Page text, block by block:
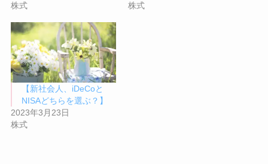
株式
株式
【新社会人、iDeCoと
NISAどちらを選ぶ？】
2023年3月23日
株式